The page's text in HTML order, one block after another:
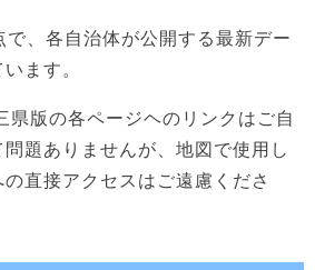
、各自治体が公開する最新デー
ます。
県版の各ページヘのリンクはご自
題ありませんが、地図で使用し
直接アクセスはご遠慮くださ